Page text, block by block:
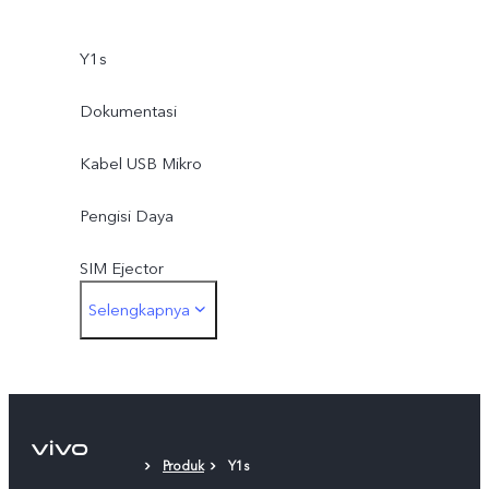
Y1s
Dokumentasi
Kabel USB Mikro
Pengisi Daya
SIM Ejector
Case Pelindung
Selengkapnya
Produk Y1s